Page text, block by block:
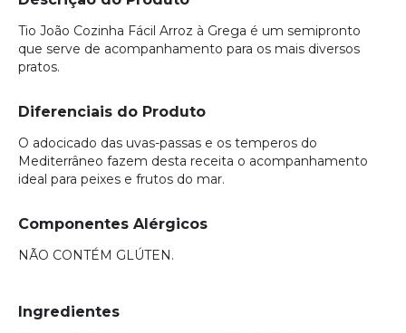
Tio João Cozinha Fácil Arroz à Grega é um semipronto
que serve de acompanhamento para os mais diversos
pratos.
Diferenciais do Produto
O adocicado das uvas-passas e os temperos do
Mediterrâneo fazem desta receita o acompanhamento
ideal para peixes e frutos do mar.
Componentes Alérgicos
NÃO CONTÉM GLÚTEN.
Ingredientes